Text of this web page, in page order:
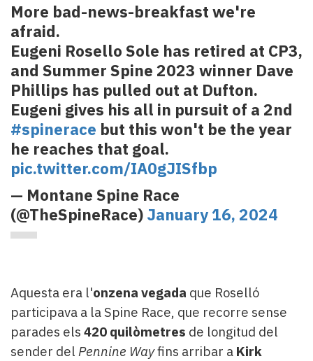
More bad-news-breakfast we're
afraid.
Eugeni Rosello Sole has retired at CP3,
and Summer Spine 2023 winner Dave
Phillips has pulled out at Dufton.
Eugeni gives his all in pursuit of a 2nd
#spinerace but this won't be the year
he reaches that goal.
pic.twitter.com/IA0gJISfbp
— Montane Spine Race
(@TheSpineRace) January 16, 2024
Aquesta era l'onzena vegada que Roselló
participava a la Spine Race, que recorre sense
parades els 420 quilòmetres de longitud del
sender del Pennine Wayfins arribar a Kirk